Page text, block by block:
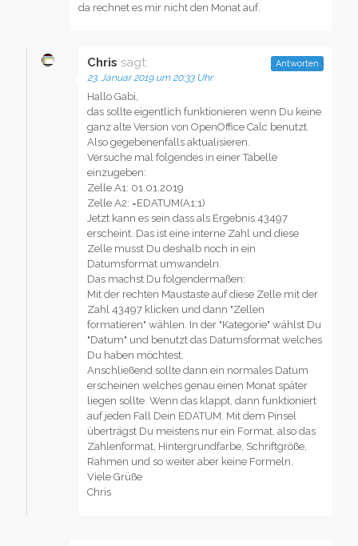
da rechnet es mir nicht den Monat auf.
Chris sagt:
23. Januar 2019 um 20:33 Uhr
Hallo Gabi,
das sollte eigentlich funktionieren wenn Du keine
ganz alte Version von OpenOffice Calc benutzt.
Also gegebenenfalls aktualisieren.
Versuche mal folgendes in einer Tabelle
einzugeben:
Zelle A1: 01.01.2019
Zelle A2: =EDATUM(A1;1)
Jetzt kann es sein dass als Ergebnis 43497
erscheint. Das ist eine interne Zahl und diese
Zelle musst Du deshalb noch in ein
Datumsformat umwandeln.
Das machst Du folgendermaßen:
Mit der rechten Maustaste auf diese Zelle mit der
Zahl 43497 klicken und dann "Zellen
formatieren" wählen. In der "Kategorie" wählst Du
"Datum" und benutzt das Datumsformat welches
Du haben möchtest.
Anschließend sollte dann ein normales Datum
erscheinen welches genau einen Monat später
liegen sollte. Wenn das klappt, dann funktioniert
auf jeden Fall Dein EDATUM. Mit dem Pinsel
überträgst Du meistens nur ein Format, also das
Zahlenformat, Hintergrundfarbe, Schriftgröße,
Rahmen und so weiter aber keine Formeln.
Viele Grüße
Chris
Antworten